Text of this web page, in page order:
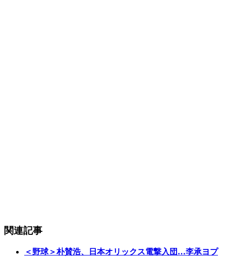
関連記事
＜野球＞朴賛浩、日本オリックス電撃入団…李承ヨプ